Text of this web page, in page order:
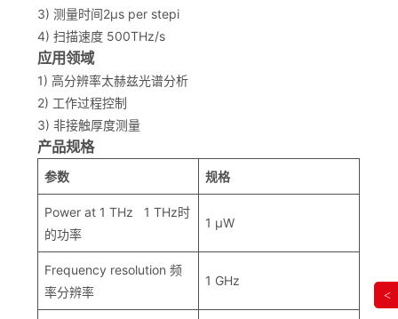
3) 测量时间2µs per stepi
4) 扫描速度 500THz/s
应用领域
1) 高分辨率太赫兹光谱分析
2) 工作过程控制
3) 非接触厚度测量
产品规格
参数 规格
Power at 1 THz 1 THz时
的功率
1 µW
Frequency resolution 频
率分辨率
1 GHz
<